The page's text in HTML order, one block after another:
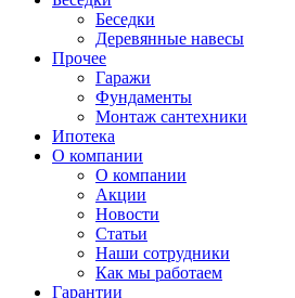
Беседки
Деревянные навесы
Прочее
Гаражи
Фундаменты
Монтаж сантехники
Ипотека
О компании
О компании
Акции
Новости
Статьи
Наши сотрудники
Как мы работаем
Гарантии